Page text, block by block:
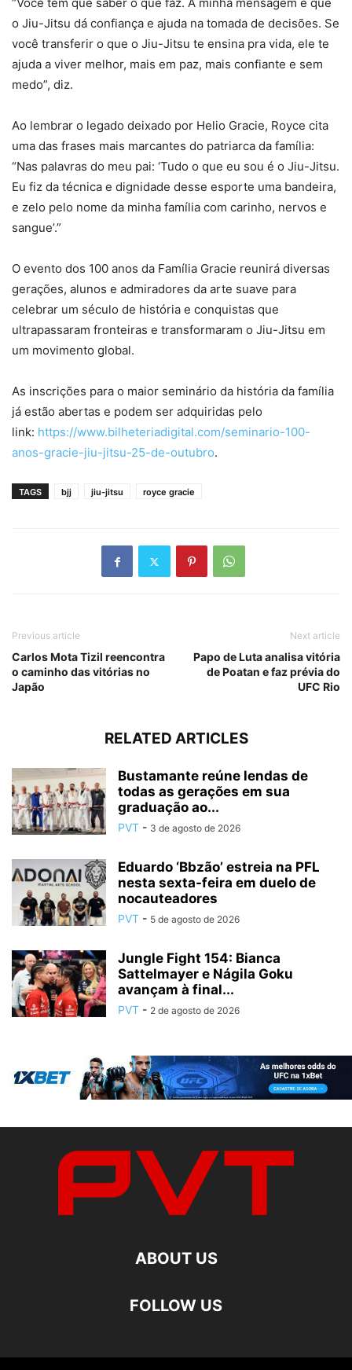
“Você tem que saber o que faz. A minha mensagem é que
o Jiu-Jitsu dá confiança e ajuda na tomada de decisões. Se
você transferir o que o Jiu-Jitsu te ensina pra vida, ele te
ajuda a viver melhor, mais em paz, mais confiante e sem
medo”, diz.
Ao lembrar o legado deixado por Helio Gracie, Royce cita
uma das frases mais marcantes do patriarca da família:
“Nas palavras do meu pai: ‘Tudo o que eu sou é o Jiu-Jitsu.
Eu fiz da técnica e dignidade desse esporte uma bandeira,
e zelo pelo nome da minha família com carinho, nervos e
sangue’.”
O evento dos 100 anos da Família Gracie reunirá diversas
gerações, alunos e admiradores da arte suave para
celebrar um século de história e conquistas que
ultrapassaram fronteiras e transformaram o Jiu-Jitsu em
um movimento global.
As inscrições para o maior seminário da história da família
já estão abertas e podem ser adquiridas pelo
link: https://www.bilheteriadigital.com/seminario-100-
anos-gracie-jiu-jitsu-25-de-outubro.
TAGS bjj jiu-jitsu royce gracie
Previous article
Carlos Mota Tizil reencontra
o caminho das vitórias no
Japão
Next article
Papo de Luta analisa vitória
de Poatan e faz prévia do
UFC Rio
RELATED ARTICLES
Bustamante reúne lendas de
todas as gerações em sua
graduação ao...
PVT - 3 de agosto de 2026
Eduardo ‘Bbzão’ estreia na PFL
nesta sexta-feira em duelo de
nocauteadores
PVT - 5 de agosto de 2026
Jungle Fight 154: Bianca
Sattelmayer e Nágila Goku
avançam à final...
PVT - 2 de agosto de 2026
ABOUT US
FOLLOW US